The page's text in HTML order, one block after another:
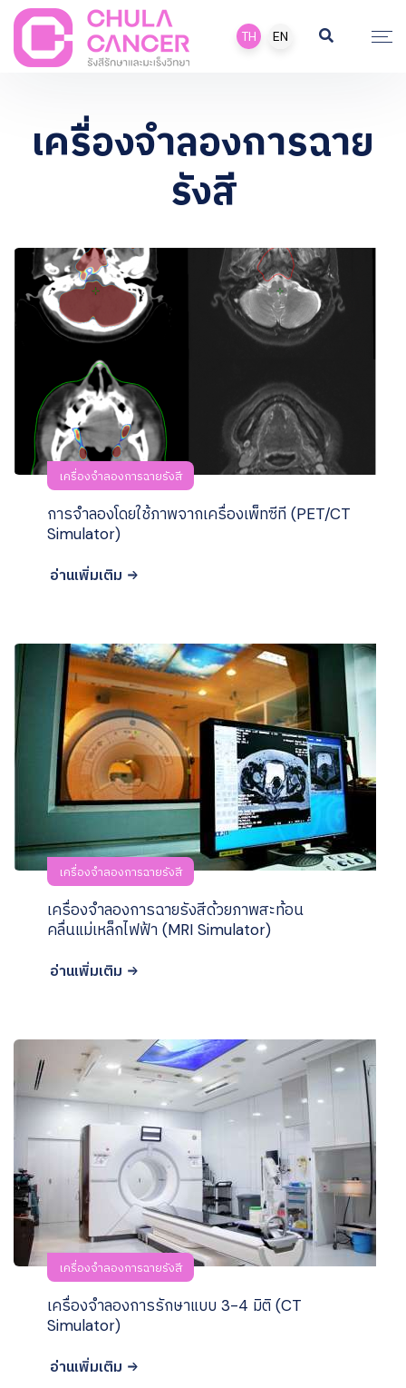
TH EN
เครื่องจำลองการฉาย
รังสี
เครื่องจำลองการฉายรังสี
การจำลองโดยใช้ภาพจากเครื่องเพ็ทซีที (PET/CT
Simulator)
อ่านเพิ่มเติม
เครื่องจำลองการฉายรังสี
เครื่องจำลองการฉายรังสีด้วยภาพสะท้อน
คลื่นแม่เหล็กไฟฟ้า (MRI Simulator)
อ่านเพิ่มเติม
เครื่องจำลองการฉายรังสี
เครื่องจำลองการรักษาแบบ 3-4 มิติ (CT
Simulator)
อ่านเพิ่มเติม